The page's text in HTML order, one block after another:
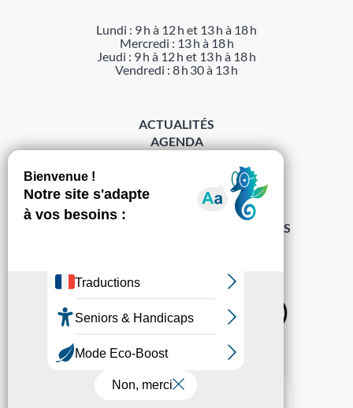
Lundi : 9 h à 12 h et 13 h à 18 h
Mercredi : 13 h à 18 h
Jeudi : 9 h à 12 h et 13 h à 18 h
Vendredi : 8 h 30 à 13 h
Sur les réseaux
ACTUALITÉS
AGENDA
MENTIONS LÉGALES
PROTECTION DES DONNÉES
POLITIQUE DE GESTION DES COOKIES